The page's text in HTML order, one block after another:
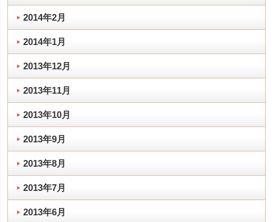
2014年2月
2014年1月
2013年12月
2013年11月
2013年10月
2013年9月
2013年8月
2013年7月
2013年6月